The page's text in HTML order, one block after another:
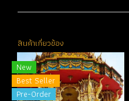
สินค้าเกี่ยวข้อง
New
Best Seller
Pre-Order